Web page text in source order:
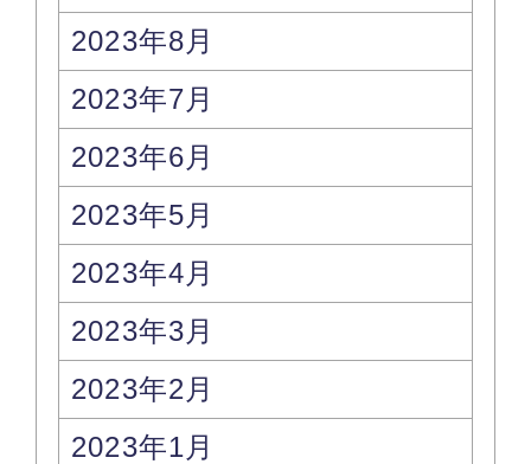
2023年8月
2023年7月
2023年6月
2023年5月
2023年4月
2023年3月
2023年2月
2023年1月